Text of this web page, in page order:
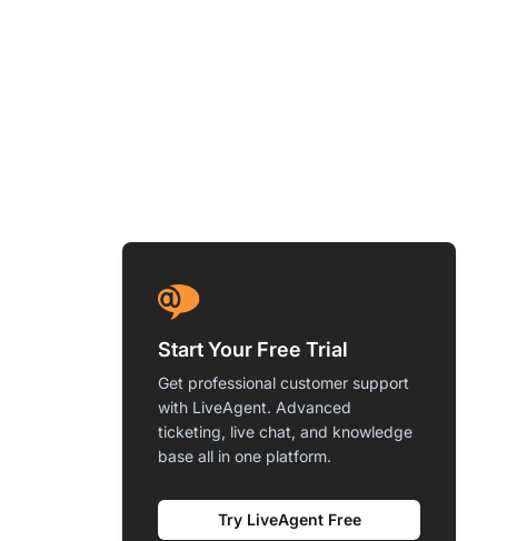
Start Your Free Trial
Get professional customer support
with LiveAgent. Advanced
ticketing, live chat, and knowledge
base all in one platform.
Try LiveAgent Free